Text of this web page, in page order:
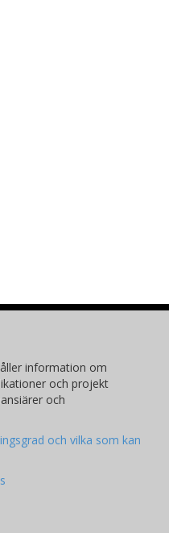
information om
och projekt
och
och vilka som kan